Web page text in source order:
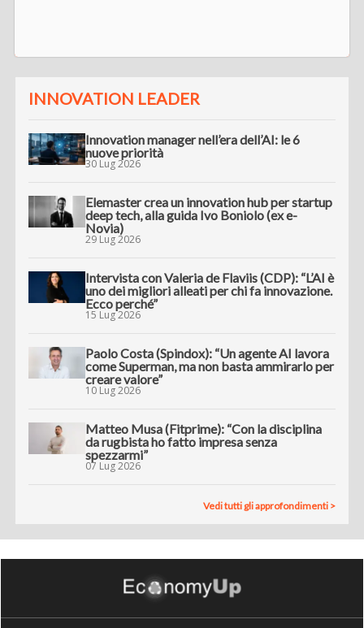
INNOVATION LEADER
Innovation manager nell’era dell’AI: le 6
nuove priorità
30 Lug 2026
Elemaster crea un innovation hub per startup
deep tech, alla guida Ivo Boniolo (ex e-
Novia)
29 Lug 2026
Intervista con Valeria de Flaviis (CDP): “L’AI è
uno dei migliori alleati per chi fa innovazione.
Ecco perché”
15 Lug 2026
Paolo Costa (Spindox): “Un agente AI lavora
come Superman, ma non basta ammirarlo per
creare valore”
10 Lug 2026
Matteo Musa (Fitprime): “Con la disciplina
da rugbista ho fatto impresa senza
spezzarmi”
07 Lug 2026
Vedi tutti gli approfondimenti >